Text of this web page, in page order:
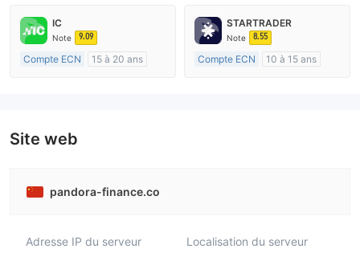
Market Making (MM)
Etiquette principale MT4
Market Making (MM)
Etiquette principale MT4
IC
Note 9.09
Compte ECN
15 à 20 ans
STARTRADER
Note 8.55
Compte ECN
10 à 15 ans
Site web
pandora-finance.co
Adresse IP du serveur
Localisation du serveur